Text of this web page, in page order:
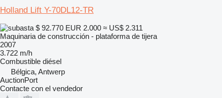
Holland Lift Y-70DL12-TR
$ 92.770 EUR 2.000 ≈ US$ 2.311
Maquinaria de construcción - plataforma de tijera
2007
3.722 m/h
Combustible diésel
Bélgica, Antwerp
AuctionPort
Contacte con el vendedor